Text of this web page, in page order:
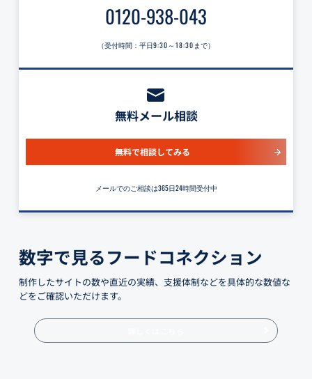
0120-938-043
（受付時間：平日9:30～18:30 まで）
無料メール相談
無料で相談してみる
メールでのご相談は365日24時間受付中
数字で見るフードコネクション
制作したサイトの数や直近の実績、支援体制などを具体的な数値な
どをご確認いただけます。